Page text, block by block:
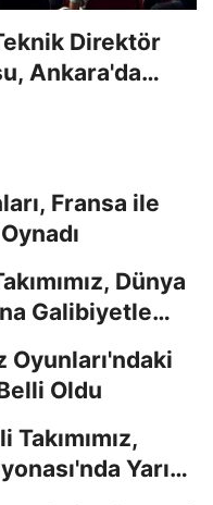
Direktör
Ankara'da
Fransa ile
Dünya
Galibiyetle
Oyunları'ndaki
Oldu
Takımımız,
Yarı